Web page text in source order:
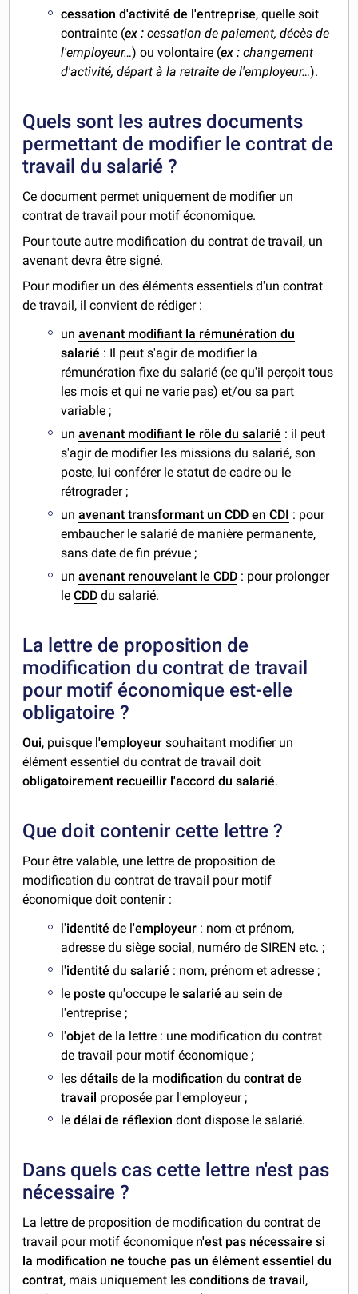
cessation d'activité de l'entreprise, quelle soit
contrainte (ex : cessation de paiement, décès de
l'employeur…) ou volontaire (ex : changement
d'activité, départ à la retraite de l'employeur…).
Quels sont les autres documents
permettant de modifier le contrat de
travail du salarié ?
Ce document permet uniquement de modifier un
contrat de travail pour motif économique.
Pour toute autre modification du contrat de travail, un
avenant devra être signé.
Pour modifier un des éléments essentiels d'un contrat
de travail, il convient de rédiger :
unavenant modifiant la rémunération du
salarié : Il peut s'agir de modifier la
rémunération fixe du salarié (ce qu'il perçoit tous
les mois et qui ne varie pas) et/ou sa part
variable ;
unavenant modifiant le rôle du salarié : il peut
s'agir de modifier les missions du salarié, son
poste, lui conférer le statut de cadre ou le
rétrograder ;
unavenant transformant un CDD en CDI : pour
embaucher le salarié de manière permanente,
sans date de fin prévue ;
unavenant renouvelant le CDD : pour prolonger
leCDD du salarié.
La lettre de proposition de
modification du contrat de travail
pour motif économique est-elle
obligatoire ?
Oui, puisque l'employeur souhaitant modifier un
élément essentiel du contrat de travail doit
obligatoirement recueillir l'accord du salarié.
Que doit contenir cette lettre ?
Pour être valable, une lettre de proposition de
modification du contrat de travail pour motif
économique doit contenir :
l'identité de l'employeur : nom et prénom,
adresse du siège social, numéro de SIREN etc. ;
l'identitédusalarié : nom, prénom et adresse ;
le poste qu'occupe lesalarié au sein de
l'entreprise ;
l'objet de la lettre : une modification du contrat
de travail pour motif économique ;
les détailsde la modificationdu contrat de
travail proposée par l'employeur ;
ledélai de réflexion dont dispose le salarié.
Dans quels cas cette lettre n'est pas
nécessaire ?
La lettre de proposition de modification du contrat de
travail pour motif économique n'est pas nécessaire si
la modification ne touche pas un élément essentiel du
contrat, mais uniquement lesconditions de travail ,